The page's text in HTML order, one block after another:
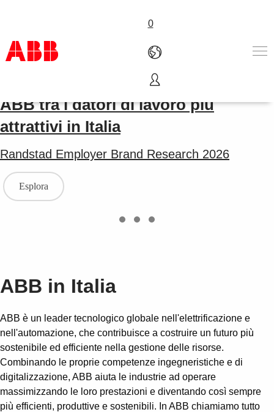
0
Prodotti e Soluzioni
Industrie e Utility
Service
Chi siamo
Contattaci
ABB tra i datori di lavoro più
attrattivi in Italia
Randstad Employer Brand Research 2026
Esplora
ABB in Italia
ABB è un leader tecnologico globale nell'elettrificazione e
nell'automazione, che contribuisce a costruire un futuro più
sostenibile ed efficiente nella gestione delle risorse.
Combinando le proprie competenze ingegneristiche e di
digitalizzazione, ABB aiuta le industrie ad operare
massimizzando le loro prestazioni e diventando così sempre
più efficienti, produttive e sostenibili. In ABB chiamiamo tutto